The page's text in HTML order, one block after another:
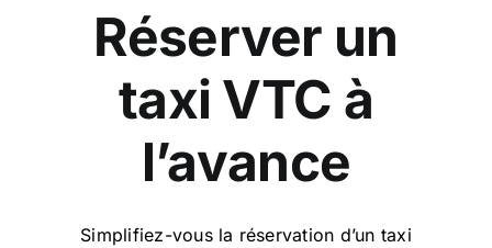
Réserver un
taxi VTC à
l’avance
Simplifiez-vous la réservation d’un taxi